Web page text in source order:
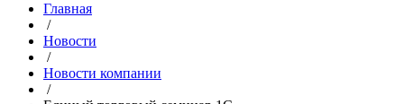
Главная
/
Новости
/
Новости компании
/